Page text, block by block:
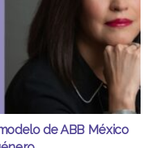
de ABB México